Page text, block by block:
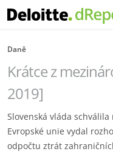
Daně
Krátce z
2019]
Slovenská vláda
Evropské unie vydal
odpočtu ztrát